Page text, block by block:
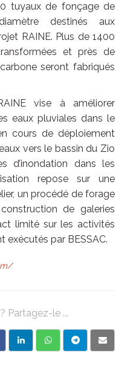
tuyaux de fonçage de
destinés aux
RAINE. Plus de 1400
et près de
seront fabriqués
vise à améliorer
eaux pluviales dans le
cours de déploiement
vers le bassin du Zio
d’inondation dans les
repose sur une
un procédé de forage
de galeries
limité sur les activités
exécutés par BESSAC.
Partagez-le ...